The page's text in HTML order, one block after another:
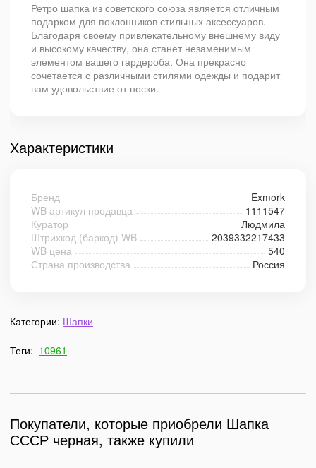
Ретро шапка из советского союза является отличным
подарком для поклонников стильных аксессуаров.
Благодаря своему привлекательному внешнему виду
и высокому качеству, она станет незаменимым
элементом вашего гардероба. Она прекрасно
сочетается с различными стилями одежды и подарит
вам удовольствие от носки.
Характеристики
Бренд
Exmork
WB артикул продавца
1111547
Куратор
Людмила
Штрихкод (баркод) WB
2039332217433
WB цена
540
Страна производства
Россия
Категории: Шапки
Теги: 10961
Покупатели, которые приобрели Шапка
СССР черная, также купили